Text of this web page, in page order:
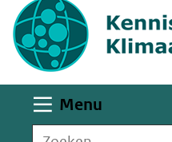
op
deze
website
worden
toegestaanMenu
Zoeken